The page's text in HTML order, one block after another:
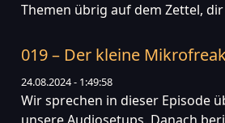
Themen übrig auf dem Zettel,
019 – Der kleine
24.08.2024 - 1:49:58
Wir sprechen in dieser Episode